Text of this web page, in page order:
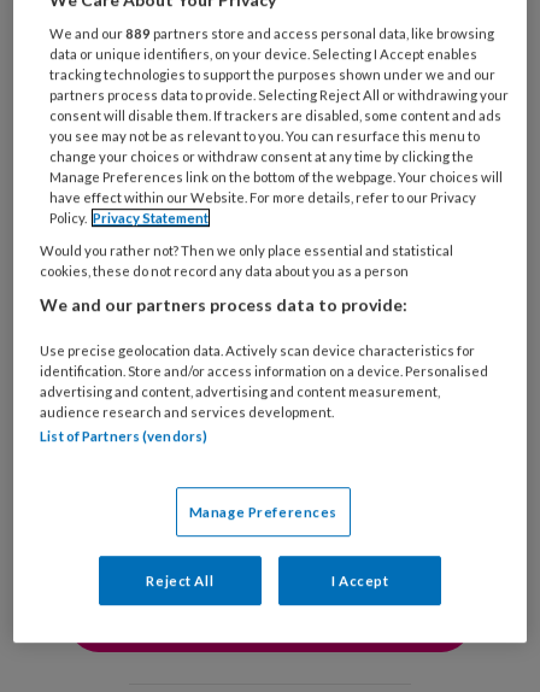
Bij
welke
organisatie
werk
je?
Untitled
Ontvang 2x per week de
KinderopvangTotaal nieuwsbrief
Ontvang iedere zondag het
Management Kinderopvang
Weekoverzicht
van KinderopvangTotaal en
Springer Media B.V.
?
We and our889 partners store and access personal data, like browsing
data or unique identifiers, on your device. Selecting I Accept enables
tracking technologies to support the purposes shown under we and our
partners process data to provide. Selecting Reject All or withdrawing your
consent will disable them. If trackers are disabled, some content and ads
you see may not be as relevant to you. You can resurface this menu to
change your choices or withdraw consent at any time by clicking the
Manage Preferences link on the bottom of the webpage. Your choices will
have effect within our Website. For more details, refer to our Privacy
Policy. Privacy Statement
Would you rather not? Then we only place essential and statistical
cookies, these do not record any data about you as a person
We and our partners process data to provide:
Use precise geolocation data. Actively scan device characteristics for
identification. Store and/or access information on a device. Personalised
advertising and content, advertising and content measurement,
audience research and services development.
List of Partners (vendors)
Manage Preferences
Reject All I Accept